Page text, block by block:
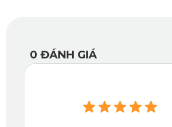
Không những vậy, thiết kế sát vách
0 ĐÁNH GIÁ